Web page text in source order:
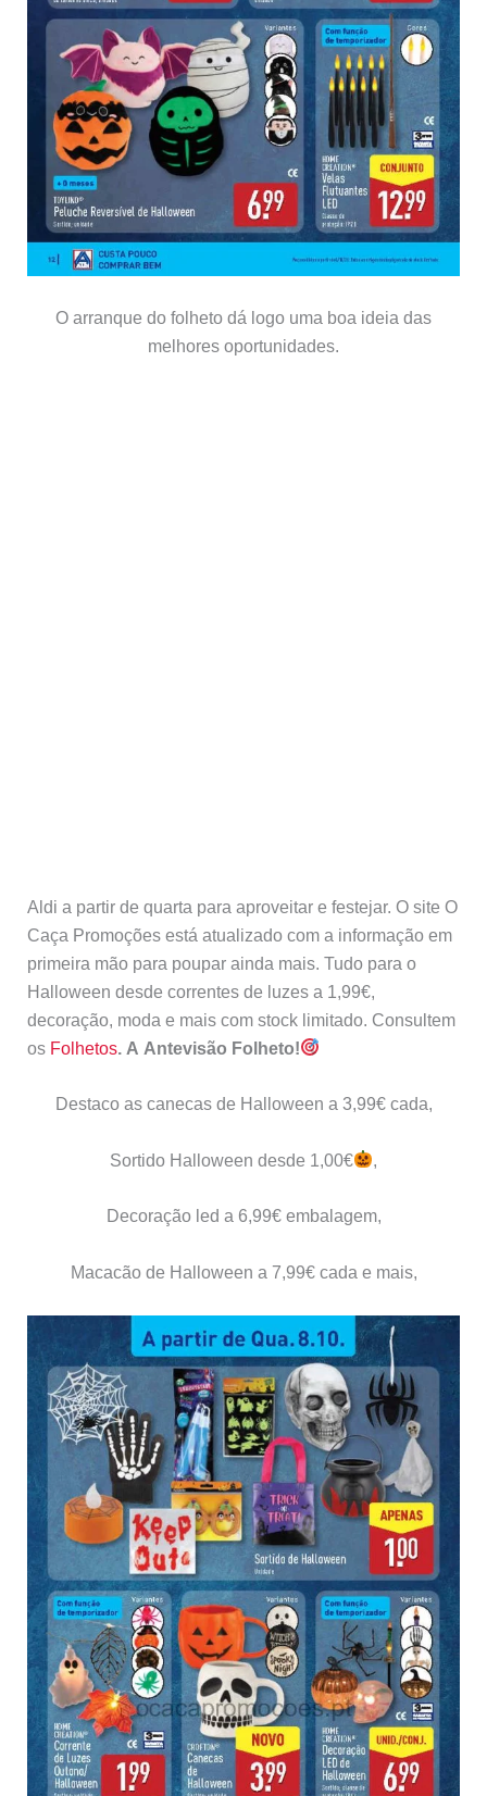
O arranque do folheto dá logo uma boa ideia das
melhores oportunidades.
Aldi a partir de quarta para aproveitar e festejar. O site O
Caça Promoções está atualizado com a informação em
primeira mão para poupar ainda mais. Tudo para o
Halloween desde correntes de luzes a 1,99€,
decoração, moda e mais com stock limitado. Consultem
os Folhetos. A Antevisão Folheto!
Destaco as canecas de Halloween a 3,99€ cada,
Sortido Halloween desde 1,00€ ,
Decoração led a 6,99€ embalagem,
Macacão de Halloween a 7,99€ cada e mais,